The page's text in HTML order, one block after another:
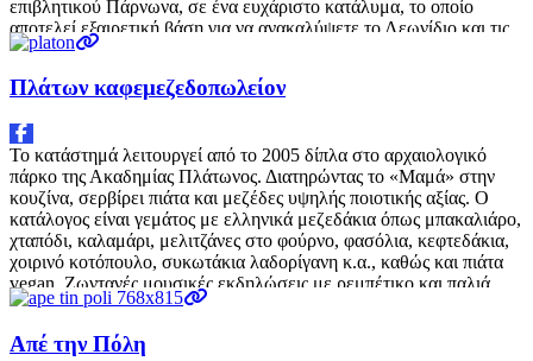
επιβλητικού Πάρνωνα, σε ένα ευχάριστο κατάλυμα, το οποίο
αποτελεί εξαιρετική βάση για να ανακαλύψετε το Λεωνίδιο και τις
γύρω περιοχές,
Πλάτων καφεμεζεδοπωλείον
Το κατάστημά λειτουργεί από το 2005 δίπλα στο αρχαιολογικό
πάρκο της Ακαδημίας Πλάτωνος. Διατηρώντας το «Μαμά» στην
κουζίνα, σερβίρει πιάτα και μεζέδες υψηλής ποιοτικής αξίας. Ο
κατάλογος είναι γεμάτος με ελληνικά μεζεδάκια όπως μπακαλιάρο,
χταπόδι, καλαμάρι, μελιτζάνες στο φούρνο, φασόλια, κεφτεδάκια,
χοιρινό κοτόπουλο, συκωτάκια λαδορίγανη κ.α., καθώς και πιάτα
vegan. Ζωντανές μουσικές εκδηλώσεις με ρεμπέτικο και παλιά
λαϊκά γίνονται κάθεΔιαβάστε περισσότερα…
Απέ την Πόλη